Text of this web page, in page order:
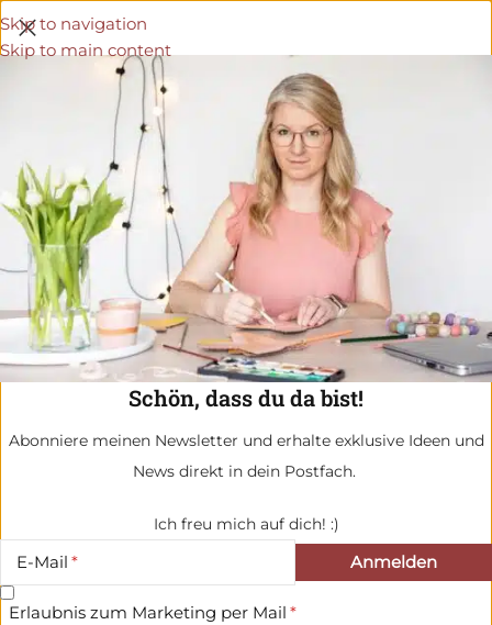
Schön, dass du da bist!
Abonniere meinen Newsletter und erhalte exklusive Ideen und
News direkt in dein Postfach.
Ich freu mich auf dich! :)
E-Mail
Erlaubnis zum Marketing per Mail
Skip to navigation
Skip to main content